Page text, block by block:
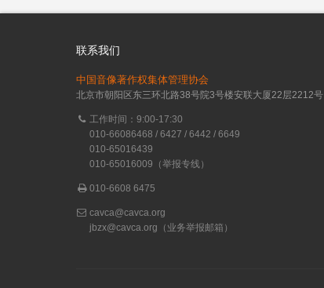
联系我们
中国音像著作权集体管理协会
北京市朝阳区东三环北路38号院3号楼安联大厦22层2212号
工作时间：9:00-17:30
010-66086468 / 6427 / 6442 / 6649
010-65016439
010-65016009（举报专线）
010-6608 6475
cavca@cavca.org
jbzx@cavca.org （业务举报邮箱）